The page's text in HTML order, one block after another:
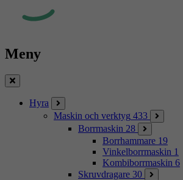
Meny
Stäng
Hyra
Maskin och verktyg 433
Borrmaskin 28
Borrhammare 19
Vinkelborrmaskin 1
Kombiborrmaskin 6
Skruvdragare 30